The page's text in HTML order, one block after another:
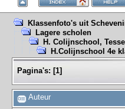
Klassenfoto's uit
Lagere scholen
H. Colijnschool,
H.Colijnschool 4e
Pagina's: [1]
Auteur